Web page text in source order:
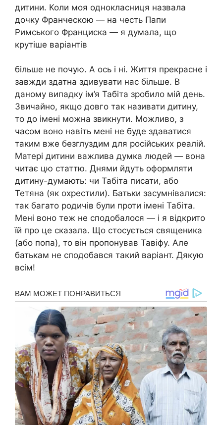
дитини. Коли моя однокласниця назвала
дочку Франческою — на честь Папи
Римського Франциска — я думала, що
крутіше варіантів
більше не почую. А ось і ні. Життя прекрасне і
завжди здатна здивувати нас більше. В
даному випадку ім’я Табіта зробило мій день.
Звичайно, якщо довго так називати дитину,
то до імені можна звикнути. Можливо, з
часом воно навіть мені не буде здаватися
таким вже безглуздим для російських реалій.
Матері дитини важлива думка людей — вона
читає цю статтю. Днями йдуть оформляти
дитину-думають: чи Табіта писати, або
Тетяна (як охрестили). Батьки засумнівалися:
так багато родичів були проти імені Табіта.
Мені воно теж не сподобалося — і я відкрито
їй про це сказала. Що стосується священика
(або попа), то він пропонував Тавіфу. Але
батькам не сподобався такий варіант. Дякую
всім!